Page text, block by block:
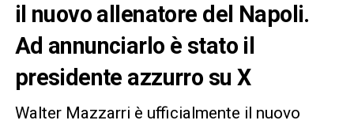
il nuovo allenatore del Napoli.
Ad annunciarlo è stato il
presidente azzurro su X
Walter Mazzarri è ufficialmente il nuovo